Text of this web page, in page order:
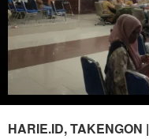
HARIE.ID, TAKENGON |